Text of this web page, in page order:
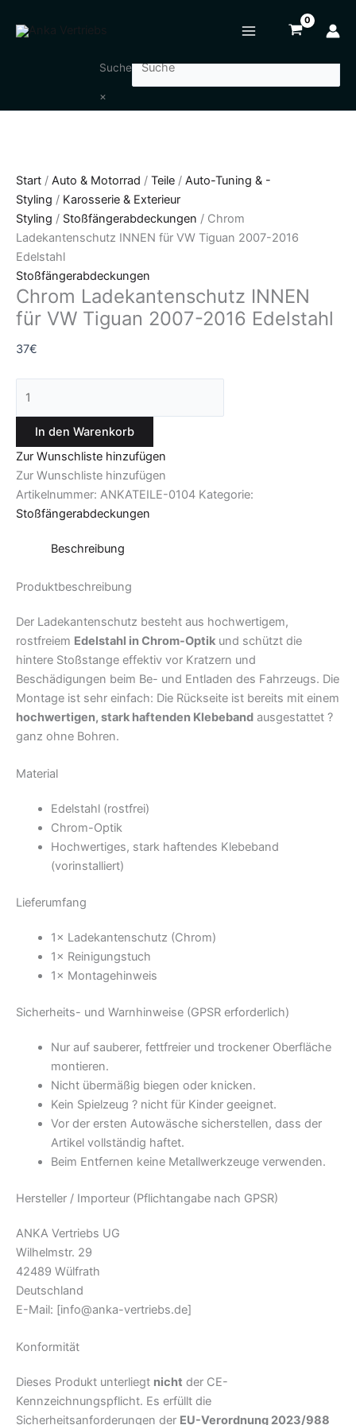
Inhalt
Suche
×
Start / Auto & Motorrad / Teile / Auto-Tuning & -
Styling / Karosserie & Exterieur
Styling / Stoßfängerabdeckungen / Chrom
Ladekantenschutz INNEN für VW Tiguan 2007-2016
Edelstahl
Stoßfängerabdeckungen
Chrom Ladekantenschutz INNEN
für VW Tiguan 2007-2016 Edelstahl
37€
Ladekantenschutz
Menge
In den Warenkorb
Zur Wunschliste hinzufügen
Zur Wunschliste hinzufügen
Artikelnummer: ANKATEILE-0104 Kategorie:
Stoßfängerabdeckungen
Beschreibung
Produktbeschreibung
Der Ladekantenschutz besteht aus hochwertigem,
rostfreiem Edelstahl in Chrom-Optik und schützt die
hintere Stoßstange effektiv vor Kratzern und
Beschädigungen beim Be- und Entladen des Fahrzeugs. Die
Montage ist sehr einfach: Die Rückseite ist bereits mit einem
hochwertigen, stark haftenden Klebeband ausgestattet ?
ganz ohne Bohren.
Material
Edelstahl (rostfrei)
Chrom-Optik
Hochwertiges, stark haftendes Klebeband
(vorinstalliert)
Lieferumfang
1× Ladekantenschutz (Chrom)
1× Reinigungstuch
1× Montagehinweis
Sicherheits- und Warnhinweise (GPSR erforderlich)
Nur auf sauberer, fettfreier und trockener Oberfläche
montieren.
Nicht übermäßig biegen oder knicken.
Kein Spielzeug ? nicht für Kinder geeignet.
Vor der ersten Autowäsche sicherstellen, dass der
Artikel vollständig haftet.
Beim Entfernen keine Metallwerkzeuge verwenden.
Hersteller / Importeur (Pflichtangabe nach GPSR)
ANKA Vertriebs UG
Wilhelmstr. 29
42489 Wülfrath
Deutschland
E-Mail: [info@anka-vertriebs.de]
Konformität
Dieses Produkt unterliegt nicht der CE-
Kennzeichnungspflicht. Es erfüllt die
Sicherheitsanforderungen der EU-Verordnung 2023/988